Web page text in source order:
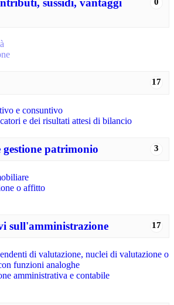
sussidi, vantaggi
17
e consuntivo
e dei risultati attesi di bilancio
3
patrimonio
o affitto
17
sull'amministrazione
di valutazione, nuclei di valutazione o
funzioni analoghe
amministrativa e contabile